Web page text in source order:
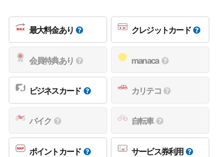
最大料金あり クレジットカード
会員特典あり manaca
ビジネスカード カリテコ
バイク 自転車
ポイントカード サービス券利用